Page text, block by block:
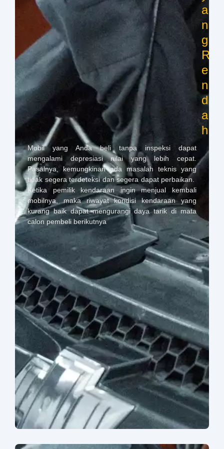
a
n
g
R
e
n
d
a
h
Mobil yang Anda beli tanpa inspeksi dapat
mengalami depresiasi nilai yang lebih cepat.
Pasalnya, kemungkinan ada masalah teknis yang
tidak segera terdeteksi dan segera dapat perbaikan.
Ketika pemilik kendaraan ingin menjual kembali
mobilnya, maka riwayat kondisi kendaraan yang
kurang baik dapat mengurangi daya tarik di mata
calon pembeli berikutnya